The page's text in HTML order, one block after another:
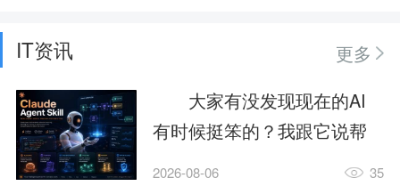
IT资讯
更多
大家有没发现现在的AI
有时候挺笨的？我跟它说帮
我订个明天早上的闹钟，它
2026-08-06 35